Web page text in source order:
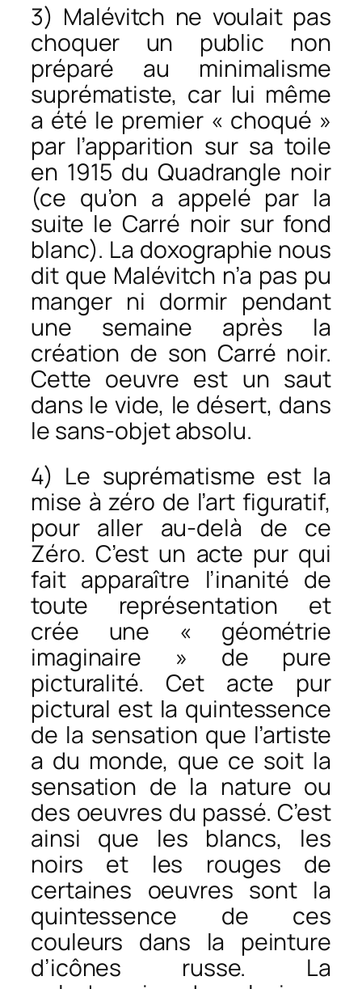
3) Malévitch ne voulait pas
choquer un public non
préparé au minimalisme
suprématiste, car lui même
a été le premier « choqué »
par l’apparition sur sa toile
en 1915 du Quadrangle noir
(ce qu’on a appelé par la
suite le Carré noir sur fond
blanc). La doxographie nous
dit que Malévitch n’a pas pu
manger ni dormir pendant
une semaine après la
création de son Carré noir.
Cette oeuvre est un saut
dans le vide, le désert, dans
le sans-objet absolu.
4) Le suprématisme est la
mise à zéro de l’art figuratif,
pour aller au-delà de ce
Zéro. C’est un acte pur qui
fait apparaître l’inanité de
toute représentation et
crée une « géométrie
imaginaire » de pure
picturalité. Cet acte pur
pictural est la quintessence
de la sensation que l’artiste
a du monde, que ce soit la
sensation de la nature ou
des oeuvres du passé. C’est
ainsi que les blancs, les
noirs et les rouges de
certaines oeuvres sont la
quintessence de ces
couleurs dans la peinture
d’icônes russe. La